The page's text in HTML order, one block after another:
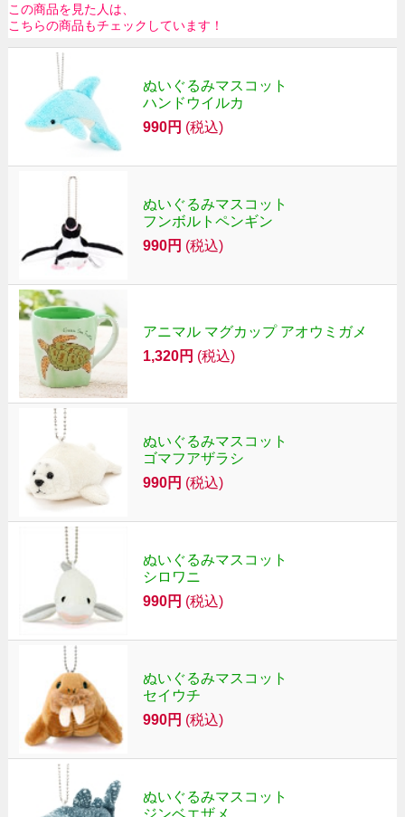
この商品を見た人は、
こちらの商品もチェックしています！
ぬいぐるみマスコット
ハンドウイルカ
990円 (税込)
ぬいぐるみマスコット
フンボルトペンギン
990円 (税込)
アニマル マグカップ アオウミガメ
1,320円 (税込)
ぬいぐるみマスコット
ゴマフアザラシ
990円 (税込)
ぬいぐるみマスコット
シロワニ
990円 (税込)
ぬいぐるみマスコット
セイウチ
990円 (税込)
ぬいぐるみマスコット
ジンベエザメ